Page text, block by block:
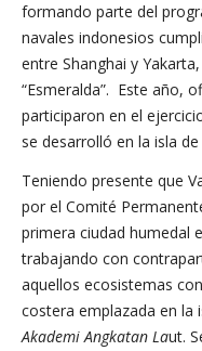
formando parte del
navales indonesios
entre Shanghai y
“Esmeralda”. Este año,
participaron en el
se desarrolló en la isla de
Teniendo presente que
por el Comité
primera ciudad humedal
trabajando con
aquellos ecosistemas
costera emplazada en la
Akademi Angkatan Laut.